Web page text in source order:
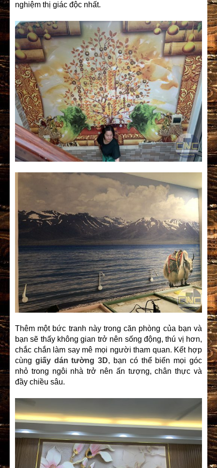
nghiệm thị giác độc nhất.
Thêm một bức tranh này trong căn phòng của bạn và
bạn sẽ thấy không gian trở nên sống động, thú vị hơn,
chắc chắn làm say mê mọi người tham quan. Kết hợp
cùng giấy dán tường 3D, bạn có thể biến mọi góc
nhỏ trong ngôi nhà trở nên ấn tượng, chân thực và
đầy chiều sâu.